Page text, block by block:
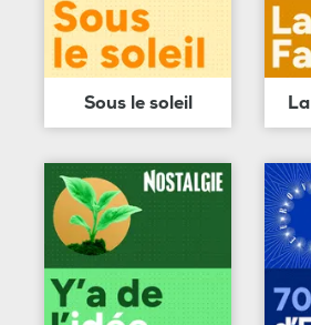
Sous le soleil